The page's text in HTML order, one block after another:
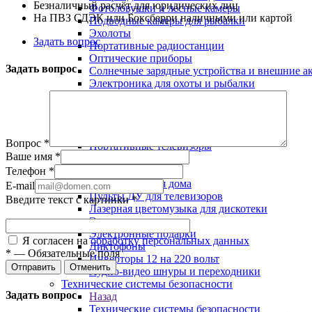
Фотоловушки и лесные камеры
Подводные камеры для рыбалки
Эхолоты
Портативные радиостанции
Оптические приборы
Солнечные зарядные устройства и внешние
Электроника для охоты и рыбалки
Портативные телевизоры
Автоматика для дома
Пульты ДУ для телевизоров
Лазерная цветомузыка для дискотеки
Элементы питания
Электронные подарки
Диктофоны
Инверторы 12 на 220 вольт
Аудио-видео шнуры и переходники
Технические системы безопасности
Назад
Технические системы безопасности
Безналичный расчёт для юридических лиц
На ПВЗ СДЭК или Боксберри наличными или картой
Задать вопрос
Задать вопрос
Вопрос *
Ваше имя *
Телефон *
E-mail
Введите текст с картинки*
Я согласен наобработку персональных данных
* — Обязательные поля
Отправить Отменить
Задать вопрос